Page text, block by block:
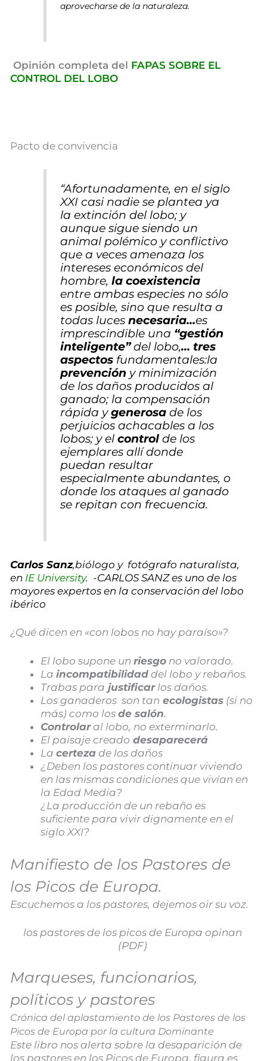
aprovecharse de la naturaleza.
Opinión completa del FAPAS SOBRE EL
CONTROL DEL LOBO
Pacto de convivencia
“Afortunadamente, en el siglo
XXI casi nadie se plantea ya
la extinción del lobo; y
aunque sigue siendo un
animal polémico y conflictivo
que a veces amenaza los
intereses económicos del
hombre, la coexistencia
entre ambas especies no sólo
es posible, sino que resulta a
todas lucesnecesaria…es
imprescindible una “gestión
inteligente”del lobo,… tres
aspectos fundamentales:la
prevención y minimización
de los daños producidos al
ganado; la compensación
rápida ygenerosade los
perjuicios achacables a los
lobos; y el controlde los
ejemplares allí donde
puedan resultar
especialmente abundantes, o
donde los ataques al ganado
se repitan con frecuencia.
Carlos Sanz,biólogo y fotógrafo naturalista,
en IE University. -CARLOS SANZ es uno de los
mayores expertos en la conservación del lobo
ibérico
¿Qué dicen en «con lobos no hay paraíso»?
El lobo supone un riesgo no valorado.
La incompatibilidad del lobo y rebaños.
Trabas para justificarlos daños.
Los ganaderos son tan ecologistas (si no
más) como los de salón.
Controlaral lobo, no exterminarlo.
El paisaje creado desaparecerá
La certeza de los daños
¿Deben los pastores continuar viviendo
en las mismas condiciones que vivían en
la Edad Media?
¿La producción de un rebaño es
suficiente para vivir dignamente en el
siglo XXI?
Manifiesto de los Pastores de
los Picos de Europa.
Escuchemos a los pastores, dejemos oir su voz.
los pastores de los picos de Europa opinan
(PDF)
Marqueses, funcionarios,
políticos y pastores
Crónica del aplastamiento de los Pastores de los
Picos de Europa por la cultura Dominante
Este libro nos alerta sobre la desaparición de
los pastores en los Picos de Europa, figura es